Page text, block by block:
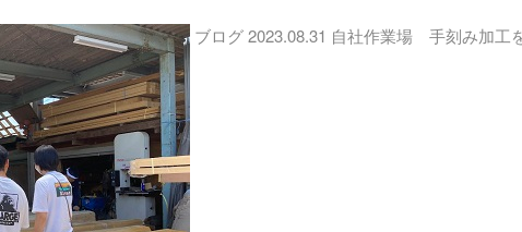
ブログ2023.08.31 自社作業場 手刻み加工